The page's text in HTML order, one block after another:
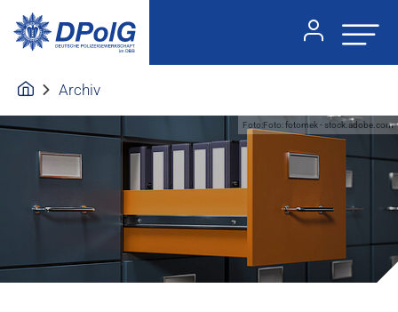
Archiv
Foto:Foto: fotomek - stock.adobe.com